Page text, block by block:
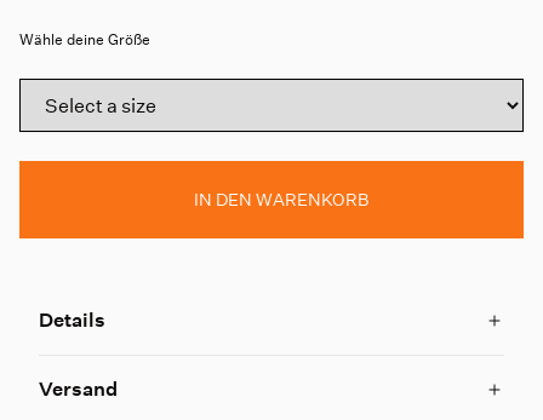
Wähle deine Größe
IN DEN WARENKORB
Details
Versand